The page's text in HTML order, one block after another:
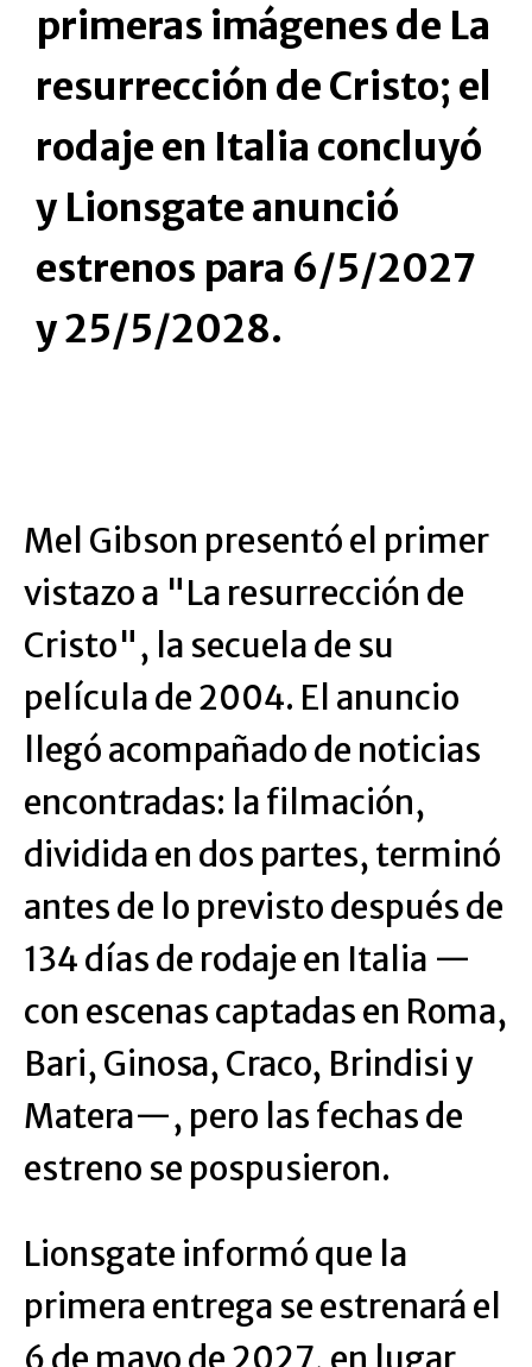
primeras imágenes de La
resurrección de Cristo; el
rodaje en Italia concluyó
y Lionsgate anunció
estrenos para 6/5/2027
y 25/5/2028.
Mel Gibson presentó el primer
vistazo a "La resurrección de
Cristo", la secuela de su
película de 2004. El anuncio
llegó acompañado de noticias
encontradas: la filmación,
dividida en dos partes, terminó
antes de lo previsto después de
134 días de rodaje en Italia —
con escenas captadas en Roma,
Bari, Ginosa, Craco, Brindisi y
Matera—, pero las fechas de
estreno se pospusieron.
Lionsgate informó que la
primera entrega se estrenará el